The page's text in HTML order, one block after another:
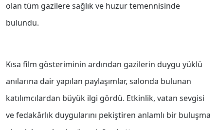
olan tüm gazilere sağlık ve huzur temennisinde
bulundu.
Kısa film gösteriminin ardından gazilerin duygu yüklü
anılarına dair yapılan paylaşımlar, salonda bulunan
katılımcılardan büyük ilgi gördü. Etkinlik, vatan sevgisi
ve fedakârlık duygularını pekiştiren anlamlı bir buluşma